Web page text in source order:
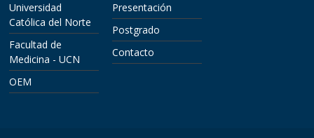
Universidad
Católica del Norte
Facultad de
Medicina - UCN
OEM
Presentación
Postgrado
Contacto